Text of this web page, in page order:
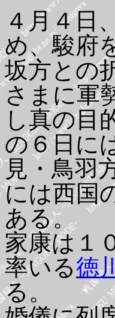
４月４日
め、駿府
坂方との
さまに軍
し真の目
の６日に
見・鳥羽
には西国
ある。
家康は１
率いる徳
る。